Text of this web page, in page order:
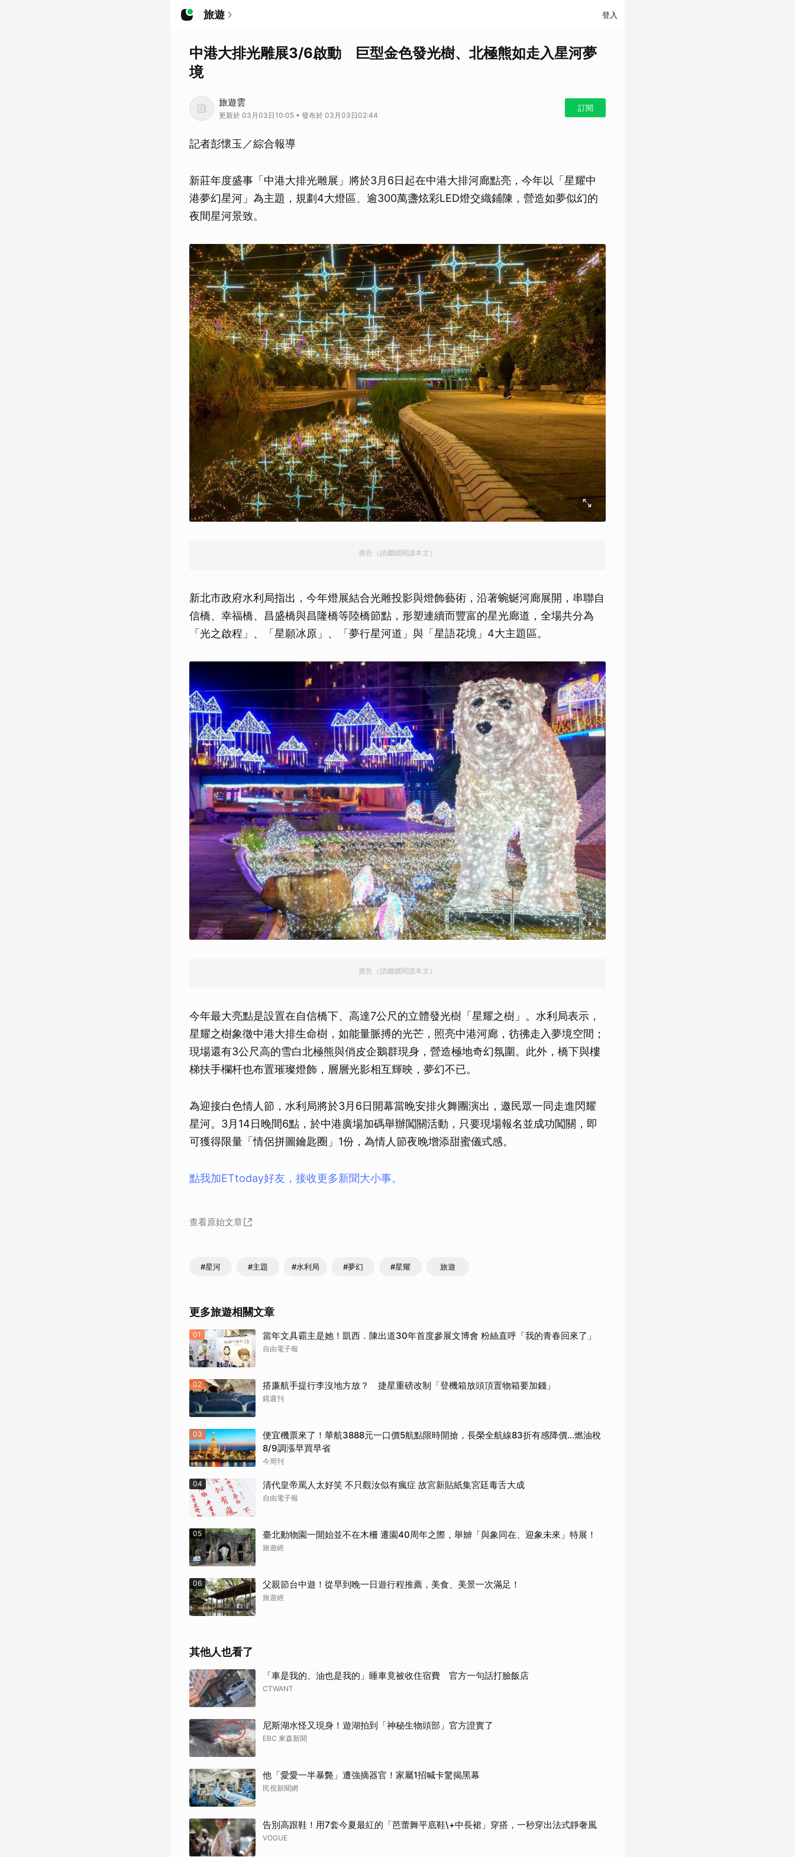
旅遊 登入
中港大排光雕展3/6啟動 巨型金色發光樹、北極熊如走入星河夢
境
旅遊雲
更新於 03月03日10:05 • 發布於 03月03日02:44
訂閱
記者彭懷玉／綜合報導
新莊年度盛事「中港大排光雕展」將於3月6日起在中港大排河廊點亮，今年以「星耀中
港夢幻星河」為主題，規劃4大燈區、逾300萬盞炫彩LED燈交織鋪陳，營造如夢似幻的
夜間星河景致。
廣告（請繼續閱讀本文）
新北市政府水利局指出，今年燈展結合光雕投影與燈飾藝術，沿著蜿蜒河廊展開，串聯自
信橋、幸福橋、昌盛橋與昌隆橋等陸橋節點，形塑連續而豐富的星光廊道，全場共分為
「光之啟程」、「星願冰原」、「夢行星河道」與「星語花境」4大主題區。
廣告（請繼續閱讀本文）
今年最大亮點是設置在自信橋下、高達7公尺的立體發光樹「星耀之樹」。水利局表示，
星耀之樹象徵中港大排生命樹，如能量脈搏的光芒，照亮中港河廊，彷彿走入夢境空間；
現場還有3公尺高的雪白北極熊與俏皮企鵝群現身，營造極地奇幻氛圍。此外，橋下與樓
梯扶手欄杆也布置璀璨燈飾，層層光影相互輝映，夢幻不已。
為迎接白色情人節，水利局將於3月6日開幕當晚安排火舞團演出，邀民眾一同走進閃耀
星河。3月14日晚間6點，於中港廣場加碼舉辦闖關活動，只要現場報名並成功闖關，即
可獲得限量「情侶拼圖鑰匙圈」1份，為情人節夜晚增添甜蜜儀式感。
點我加ETtoday好友，接收更多新聞大小事。
查看原始文章
#星河 #主題 #水利局 #夢幻 #星耀 旅遊
更多旅遊相關文章
01 當年文具霸主是她！凱西．陳出道30年首度參展文博會 粉絲直呼「我的青春回來了」
自由電子報
02 搭廉航手提行李沒地方放？ 捷星重磅改制「登機箱放頭頂置物箱要加錢」
鏡週刊
03
便宜機票來了！華航3888元一口價5航點限時開搶，長榮全航線83折有感降價…燃油稅
8/9調漲早買早省
今周刊
04 清代皇帝罵人太好笑 不只觀汝似有瘋症 故宮新貼紙集宮廷毒舌大成
自由電子報
05 臺北動物園一開始並不在木柵 遷園40周年之際，舉辧「與象同在、迎象未來」特展！
旅遊經
06 父親節台中遊！從早到晚一日遊行程推薦，美食、美景一次滿足！
旅遊經
其他人也看了
「車是我的、油也是我的」睡車竟被收住宿費 官方一句話打臉飯店
CTWANT
尼斯湖水怪又現身！遊湖拍到「神秘生物頭部」官方證實了
EBC 東森新聞
他「愛愛一半暴斃」遭強摘器官！家屬1招喊卡驚揭黑幕
民視新聞網
告別高跟鞋！用7套今夏最紅的「芭蕾舞平底鞋\+中長裙」穿搭，一秒穿出法式靜奢風
VOGUE
取消